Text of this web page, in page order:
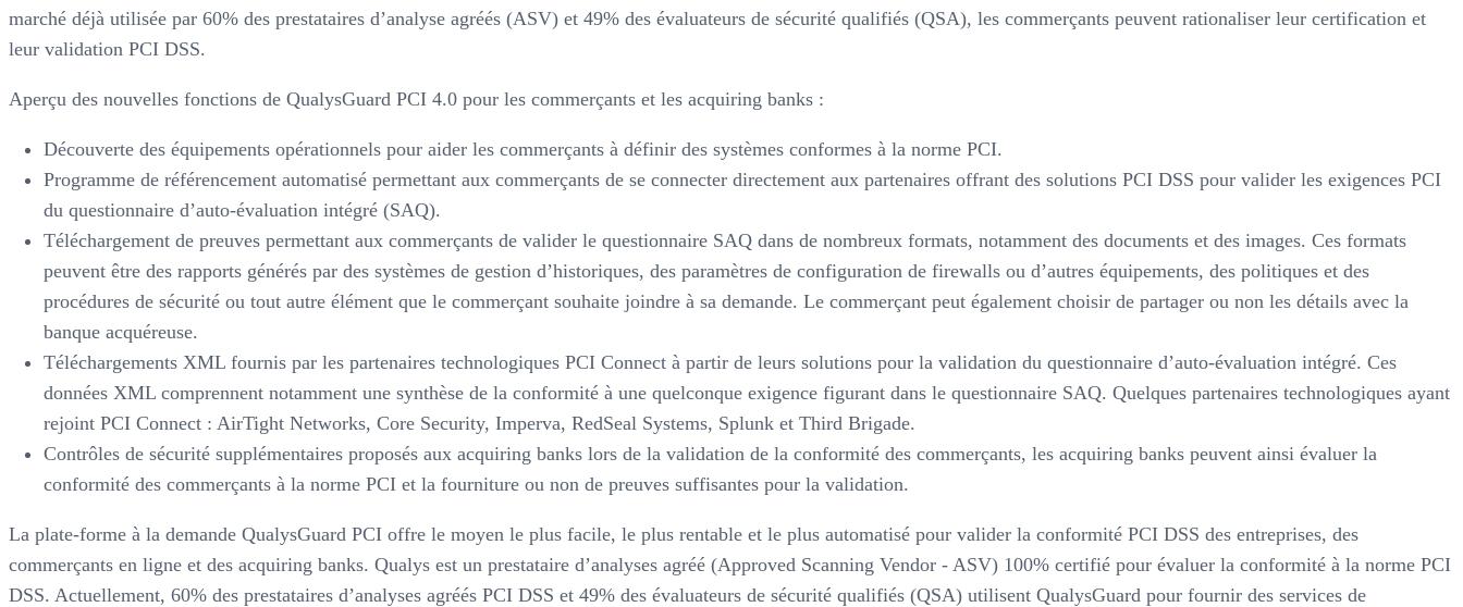
marché déjà utilisée par 60% des prestataires d’analyse agréés (ASV) et 49% des évaluateurs de sécurité qualifiés (QSA), les commerçants peuvent rationaliser leur certification et
leur validation PCI DSS.
Aperçu des nouvelles fonctions de QualysGuard PCI 4.0 pour les commerçants et les acquiring banks :
Découverte des équipements opérationnels pour aider les commerçants à définir des systèmes conformes à la norme PCI.
Programme de référencement automatisé permettant aux commerçants de se connecter directement aux partenaires offrant des solutions PCI DSS pour valider les exigences PCI
du questionnaire d’auto-évaluation intégré (SAQ).
Téléchargement de preuves permettant aux commerçants de valider le questionnaire SAQ dans de nombreux formats, notamment des documents et des images. Ces formats
peuvent être des rapports générés par des systèmes de gestion d’historiques, des paramètres de configuration de firewalls ou d’autres équipements, des politiques et des
procédures de sécurité ou tout autre élément que le commerçant souhaite joindre à sa demande. Le commerçant peut également choisir de partager ou non les détails avec la
banque acquéreuse.
Téléchargements XML fournis par les partenaires technologiques PCI Connect à partir de leurs solutions pour la validation du questionnaire d’auto-évaluation intégré. Ces
données XML comprennent notamment une synthèse de la conformité à une quelconque exigence figurant dans le questionnaire SAQ. Quelques partenaires technologiques ayant
rejoint PCI Connect : AirTight Networks, Core Security, Imperva, RedSeal Systems, Splunk et Third Brigade.
Contrôles de sécurité supplémentaires proposés aux acquiring banks lors de la validation de la conformité des commerçants, les acquiring banks peuvent ainsi évaluer la
conformité des commerçants à la norme PCI et la fourniture ou non de preuves suffisantes pour la validation.
La plate-forme à la demande QualysGuard PCI offre le moyen le plus facile, le plus rentable et le plus automatisé pour valider la conformité PCI DSS des entreprises, des
commerçants en ligne et des acquiring banks. Qualys est un prestataire d’analyses agréé (Approved Scanning Vendor - ASV) 100% certifié pour évaluer la conformité à la norme PCI
DSS. Actuellement, 60% des prestataires d’analyses agréés PCI DSS et 49% des évaluateurs de sécurité qualifiés (QSA) utilisent QualysGuard pour fournir des services de